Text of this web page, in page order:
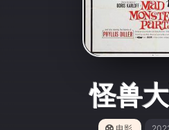
怪兽
电影